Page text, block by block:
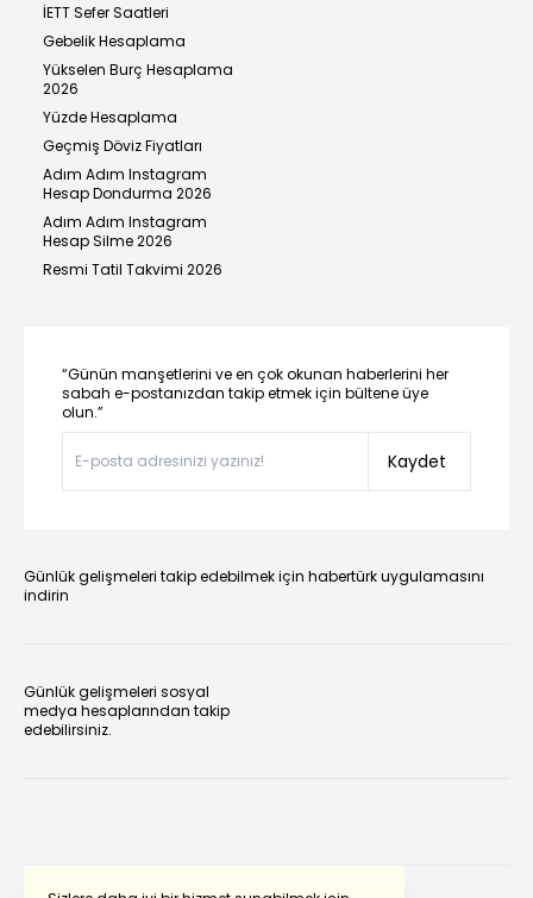
İETT Sefer Saatleri
Gebelik Hesaplama
Yükselen Burç Hesaplama
2026
Yüzde Hesaplama
Geçmiş Döviz Fiyatları
Adım Adım Instagram
Hesap Dondurma 2026
Adım Adım Instagram
Hesap Silme 2026
Resmi Tatil Takvimi 2026
“Günün manşetlerini ve en çok okunan haberlerini her
sabah e-postanızdan takip etmek için bültene üye
olun.”
Kaydet
Günlük gelişmeleri takip edebilmek için habertürk uygulamasını
indirin
Günlük gelişmeleri sosyal
medya hesaplarından takip
edebilirsiniz.